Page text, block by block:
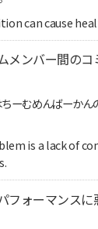
can cause
メンバー間の
ーむめんばーかん
is a lack of
フォーマンス